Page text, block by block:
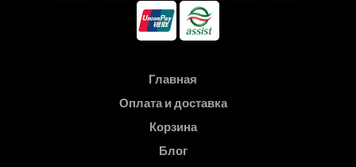
Главная
Оплата и доставка
Корзина
Блог